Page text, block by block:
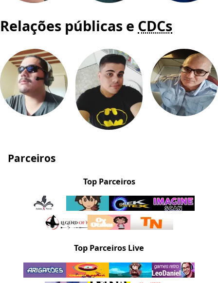
Relações públicas e CDCs
Parceiros
Top Parceiros
Top Parceiros Live